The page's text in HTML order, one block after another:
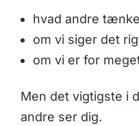
hvad andre
om vi siger det
om vi er for
Men det vigtigste i
andre ser dig.